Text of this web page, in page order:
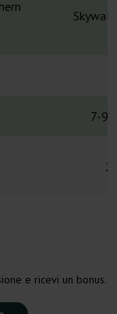
7-9
e ricevi un bonus.